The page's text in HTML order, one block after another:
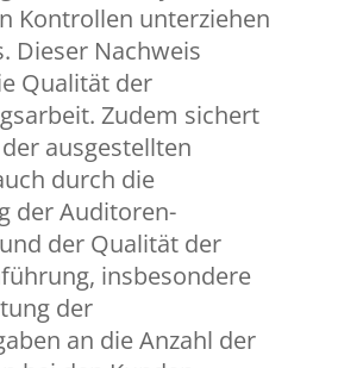
Kontrollen unterziehen
Dieser Nachweis
Qualität der
Zudem sichert
ausgestellten
durch die
der Auditoren-
der Qualität der
insbesondere
der
an die Anzahl der